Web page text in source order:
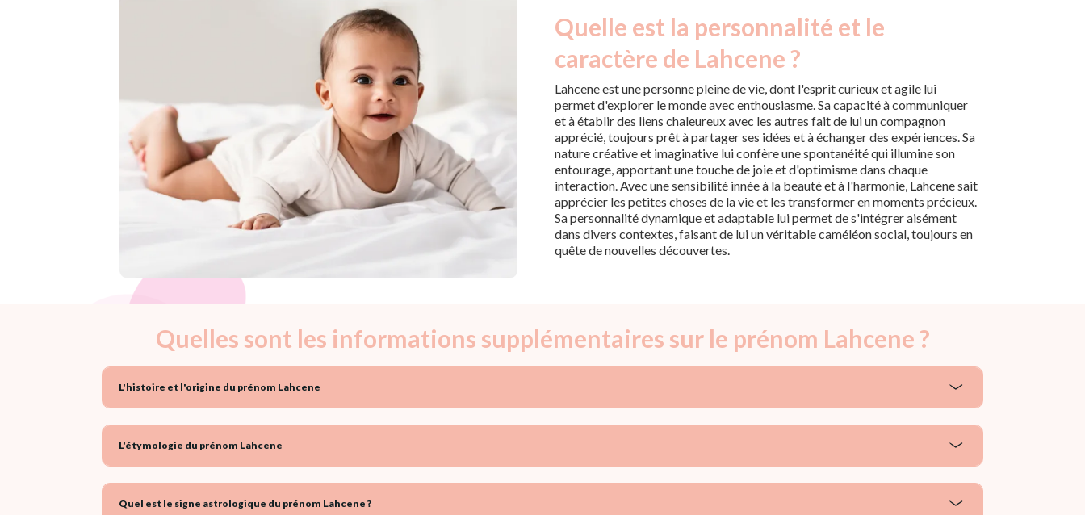
Quelle est la personnalité et le
caractère de Lahcene ?
Lahcene est une personne pleine de vie, dont l'esprit curieux et agile lui
permet d'explorer le monde avec enthousiasme. Sa capacité à communiquer
et à établir des liens chaleureux avec les autres fait de lui un compagnon
apprécié, toujours prêt à partager ses idées et à échanger des expériences. Sa
nature créative et imaginative lui confère une spontanéité qui illumine son
entourage, apportant une touche de joie et d'optimisme dans chaque
interaction. Avec une sensibilité innée à la beauté et à l'harmonie, Lahcene sait
apprécier les petites choses de la vie et les transformer en moments précieux.
Sa personnalité dynamique et adaptable lui permet de s'intégrer aisément
dans divers contextes, faisant de lui un véritable caméléon social, toujours en
quête de nouvelles découvertes.
Quelles sont les informations supplémentaires sur le prénom Lahcene ?
L'histoire et l'origine du prénom Lahcene
L'étymologie du prénom Lahcene
Quel est le signe astrologique du prénom Lahcene ?